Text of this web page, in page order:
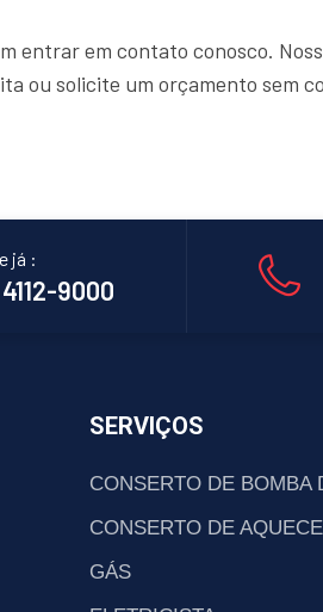
entrar em contato conosco.
ou solicite um orçamento sem
já :
4112-9000
SERVIÇOS
CONSERTO DE BOMBA
CONSERTO DE
GÁS